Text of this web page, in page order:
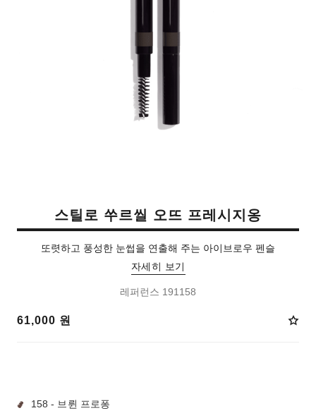
스틸로 쑤르씰 오뜨 프레시지옹
또렷하고 풍성한 눈썹을 연출해 주는 아이브로우 펜슬
자세히 보기
레퍼런스 191158
61,000 원
158 - 브륀 프로퐁